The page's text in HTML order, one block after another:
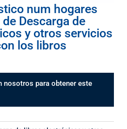
num hogares
Descarga de
y otros servicios
los libros
nosotros para obtener este